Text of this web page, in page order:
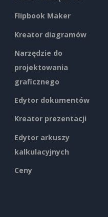
Flipbook Maker
Kreator diagramów
Narzędzie do
projektowania
graficznego
Edytor dokumentów
Kreator prezentacji
Edytor arkuszy
kalkulacyjnych
Ceny